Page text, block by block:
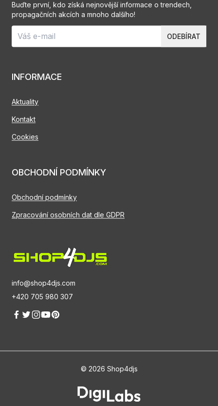
info@shop4djs.com
+420 705 980 307
INFORMACE
Aktuality
Kontakt
Cookies
OBCHODNÍ PODMÍNKY
Obchodní podmínky
Zpracování osobních dat dle GDPR
Buďte první, kdo získá nejnovější informace o trendech,
propagačních akcích a mnoho dalšího!
ODEBÍRAT
© 2026 Shop4djs